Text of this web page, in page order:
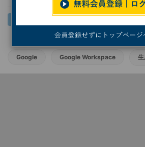
Google Google Workspace